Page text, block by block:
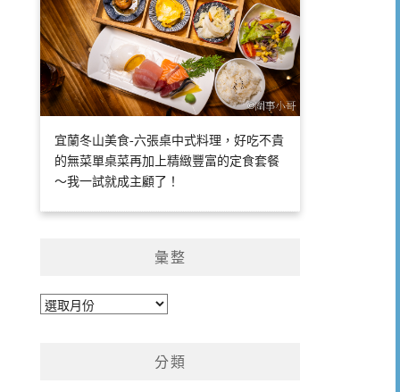
宜蘭冬山美食-六張桌中式料理，好吃不貴
的無菜單桌菜再加上精緻豐富的定食套餐
～我一試就成主顧了！
彙整
彙
分類